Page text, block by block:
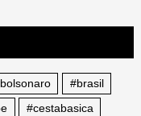
#brasil
#cestabasica